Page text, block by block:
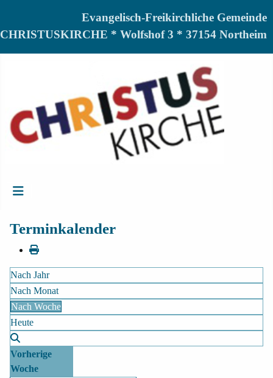
Evangelisch-Freikirchliche Gemeinde
CHRISTUSKIRCHE * Wolfshof 3 * 37154 Northeim
Terminkalender
Nach Jahr
Nach Monat
Nach Woche
Heute
Vorherige
Woche